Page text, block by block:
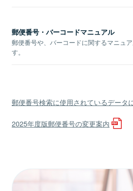
郵便番号・バーコードマニュアル
郵便番号や、バーコードに関するマニュ
す。
郵便番号検索に使用されているデータ
2025年度版郵便番号の変更案内